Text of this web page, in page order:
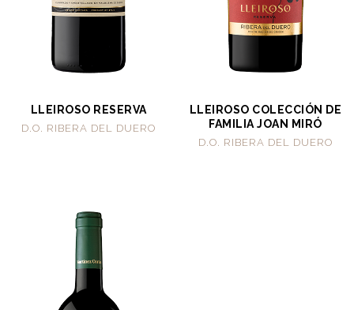
LLEIROSO RESERVA
D.O. RIBERA DEL DUERO
LLEIROSO COLECCIÓN DE
FAMILIA JOAN MIRÓ
D.O. RIBERA DEL DUERO